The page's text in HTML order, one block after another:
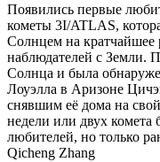
Появились первые
кометы 3I/ATLAS,
Солнцем на кратчайшее
наблюдателей с Земли.
Солнца и была
Лоуэлла в Аризоне
снявшим её дома на
недели или двух комета
любителей, но только
Qicheng Zhang